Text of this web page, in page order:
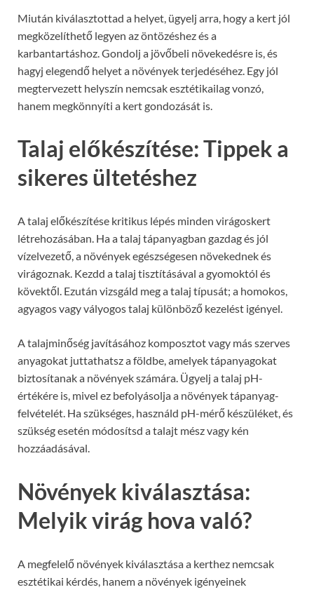
Miután kiválasztottad a helyet, ügyelj arra, hogy a kert jól
megközelíthető legyen az öntözéshez és a
karbantartáshoz. Gondolj a jövőbeli növekedésre is, és
hagyj elegendő helyet a növények terjedéséhez. Egy jól
megtervezett helyszín nemcsak esztétikailag vonzó,
hanem megkönnyíti a kert gondozását is.
Talaj előkészítése: Tippek a
sikeres ültetéshez
A talaj előkészítése kritikus lépés minden virágoskert
létrehozásában. Ha a talaj tápanyagban gazdag és jól
vízelvezető, a növények egészségesen növekednek és
virágoznak. Kezdd a talaj tisztításával a gyomoktól és
kövektől. Ezután vizsgáld meg a talaj típusát; a homokos,
agyagos vagy vályogos talaj különböző kezelést igényel.
A talajminőség javításához komposztot vagy más szerves
anyagokat juttathatsz a földbe, amelyek tápanyagokat
biztosítanak a növények számára. Ügyelj a talaj pH-
értékére is, mivel ez befolyásolja a növények tápanyag-
felvételét. Ha szükséges, használd pH-mérő készüléket, és
szükség esetén módosítsd a talajt mész vagy kén
hozzáadásával.
Növények kiválasztása:
Melyik virág hova való?
A megfelelő növények kiválasztása a kerthez nemcsak
esztétikai kérdés, hanem a növények igényeinek